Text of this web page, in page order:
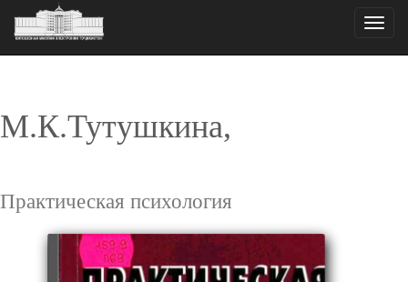
Toggle
М.К.Тутушкина,
Практическая психология